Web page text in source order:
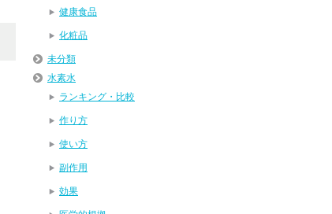
健康食品
化粧品
未分類
水素水
ランキング・比較
作り方
使い方
副作用
効果